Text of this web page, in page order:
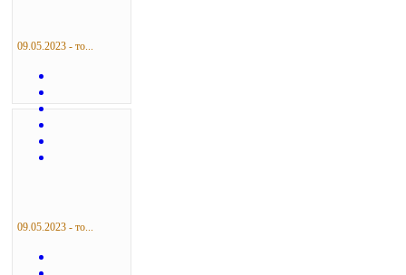
09.05.2023 - то...
09.05.2023 - то...